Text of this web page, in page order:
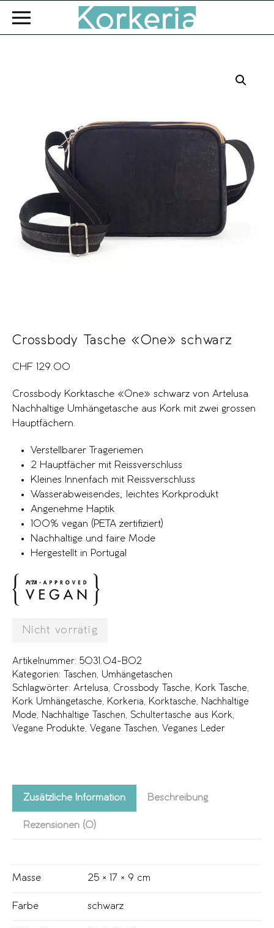
Zum Hauptinhalt springen
Crossbody Tasche «One» schwarz
CHF 129.00
Crossbody Korktasche «One» schwarz von Artelusa.
Nachhaltige Umhängetasche aus Kork mit zwei grossen
Hauptfächern.
Verstellbarer Trageriemen
2 Hauptfächer mit Reissverschluss
Kleines Innenfach mit Reissverschluss
Wasserabweisendes, leichtes Korkprodukt
Angenehme Haptik
100% vegan (PETA zertifiziert)
Nachhaltige und faire Mode
Hergestellt in Portugal
Nicht vorrätig
Artikelnummer: 5031.04-B02
Kategorien:
Taschen, Umhängetaschen
Schlagwörter: Artelusa, Crossbody Tasche, Kork Tasche,
Kork Umhängetasche, Korkeria, Korktasche,
Nachhaltige
Mode, Nachhaltige Taschen, Schultertasche aus Kork,
Vegane Produkte, Vegane Taschen, Veganes Leder
Zusätzliche Information Beschreibung
Rezensionen (0)
Masse 25 × 17 × 9 cm
Farbe schwarz